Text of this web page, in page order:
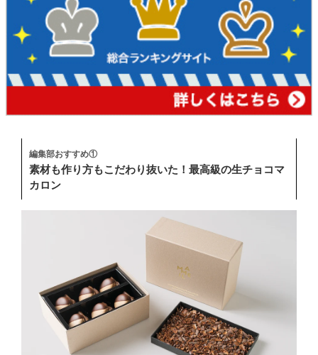
編集部おすすめ①
素材も作り方もこだわり抜いた！最高級の生チョコマ
カロン